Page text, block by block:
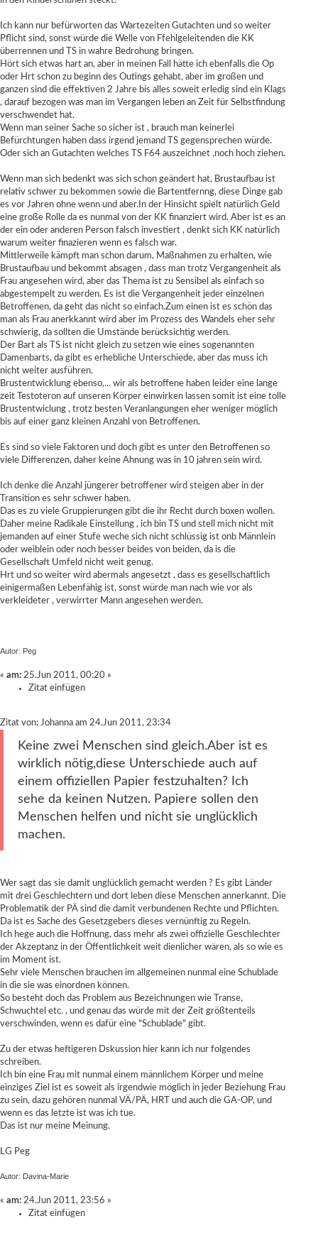
Ich kann nur befürworten das Wartezeiten Gutachten und so weiter
Pflicht sind, sonst würde die Welle von Ffehlgeleitenden die KK
überrennen und TS in wahre Bedrohung bringen.
Hört sich etwas hart an, aber in meinen Fall hätte ich ebenfalls die Op
oder Hrt schon zu beginn des Outings gehabt, aber im großen und
ganzen sind die effektiven 2 Jahre bis alles soweit erledig sind ein Klags
, darauf bezogen was man im Vergangen leben an Zeit für Selbstfindung
verschwendet hat.
Wenn man seiner Sache so sicher ist , brauch man keinerlei
Befürchtungen haben dass irgend jemand TS gegensprechen würde.
Oder sich an Gutachten welches TS F64 auszeichnet ,noch hoch ziehen.
Wenn man sich bedenkt was sich schon geändert hat, Brustaufbau ist
relativ schwer zu bekommen sowie die Bartentfernng, diese Dinge gab
es vor Jahren ohne wenn und aber.In der Hinsicht spielt natürlich Geld
eine große Rolle da es nunmal von der KK finanziert wird. Aber ist es an
der ein oder anderen Person falsch investiert , denkt sich KK natürlich
warum weiter finazieren wenn es falsch war.
Mittlerweile kämpft man schon darum, Maßnahmen zu erhalten, wie
Brustaufbau und bekommt absagen , dass man trotz Vergangenheit als
Frau angesehen wird, aber das Thema ist zu Sensibel als einfach so
abgestempelt zu werden. Es ist die Vergangenheit jeder einzelnen
Betroffenen, da geht das nicht so einfach.Zum einen ist es schön das
man als Frau anerkkannt wird aber im Prozess des Wandels eher sehr
schwierig, da sollten die Umstände berücksichtig werden.
Der Bart als TS ist nicht gleich zu setzen wie eines sogenannten
Damenbarts, da gibt es erhebliche Unterschiede, aber das muss ich
nicht weiter ausführen.
Brustentwicklung ebenso,... wir als betroffene haben leider eine lange
zeit Testoteron auf unseren Körper einwirken lassen somit ist eine tolle
Brustentwiclung , trotz besten Veranlangungen eher weniger möglich
bis auf einer ganz kleinen Anzahl von Betroffenen.
Es sind so viele Faktoren und doch gibt es unter den Betroffenen so
viele Differenzen, daher keine Ahnung was in 10 jahren sein wird.
Ich denke die Anzahl jüngerer betroffener wird steigen aber in der
Transition es sehr schwer haben.
Das es zu viele Gruppierungen gibt die ihr Recht durch boxen wollen.
Daher meine Radikale Einstellung , ich bin TS und stell mich nicht mit
jemanden auf einer Stufe weche sich nicht schlüssig ist onb Männlein
oder weiblein oder noch besser beides von beiden, da is die
Gesellschaft Umfeld nicht weit genug.
Hrt und so weiter wird abermals angesetzt , dass es gesellschaftlich
einigermaßen Lebenfähig ist, sonst würde man nach wie vor als
verkleideter , verwirrter Mann angesehen werden.
Autor: Peg
« am: 25.Jun 2011, 00:20 »
Zitat einfügen
Zitat von: Johanna am 24.Jun 2011, 23:34
Keine zwei Menschen sind gleich.Aber ist es
wirklich nötig,diese Unterschiede auch auf
einem offiziellen Papier festzuhalten? Ich
sehe da keinen Nutzen. Papiere sollen den
Menschen helfen und nicht sie unglücklich
machen.
Wer sagt das sie damit unglücklich gemacht werden ? Es gibt Länder
mit drei Geschlechtern und dort leben diese Menschen annerkannt. Die
Problematik der PÄ sind die damit verbundenen Rechte und Pflichten.
Da ist es Sache des Gesetzgebers dieses vernünftig zu Regeln.
Ich hege auch die Hoffnung, dass mehr als zwei offizielle Geschlechter
der Akzeptanz in der Öffentlichkeit weit dienlicher wären, als so wie es
im Moment ist.
Sehr viele Menschen brauchen im allgemeinen nunmal eine Schublade
in die sie was einordnen können.
So besteht doch das Problem aus Bezeichnungen wie Transe,
Schwuchtel etc. , und genau das würde mit der Zeit größtenteils
verschwinden, wenn es dafür eine "Schublade" gibt.
Zu der etwas heftigeren Dskussion hier kann ich nur folgendes
schreiben.
Ich bin eine Frau mit nunmal einem männlichem Körper und meine
einziges Ziel ist es soweit als irgendwie möglich in jeder Beziehung Frau
zu sein, dazu gehören nunmal VÄ/PÄ, HRT und auch die GA-OP, und
wenn es das letzte ist was ich tue.
Das ist nur meine Meinung.
LG Peg
Autor: Davina-Marie
« am: 24.Jun 2011, 23:56 »
Zitat einfügen